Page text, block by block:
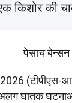
किशोर की
पेसाच
(टीपीएस-
अलग घातक